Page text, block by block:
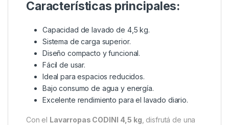
Características principales:
Capacidad de lavado de 4,5 kg.
Sistema de carga superior.
Diseño compacto y funcional.
Fácil de usar.
Ideal para espacios reducidos.
Bajo consumo de agua y energía.
Excelente rendimiento para el lavado diario.
Con el Lavarropas CODINI 4,5 kg , disfrutá de una